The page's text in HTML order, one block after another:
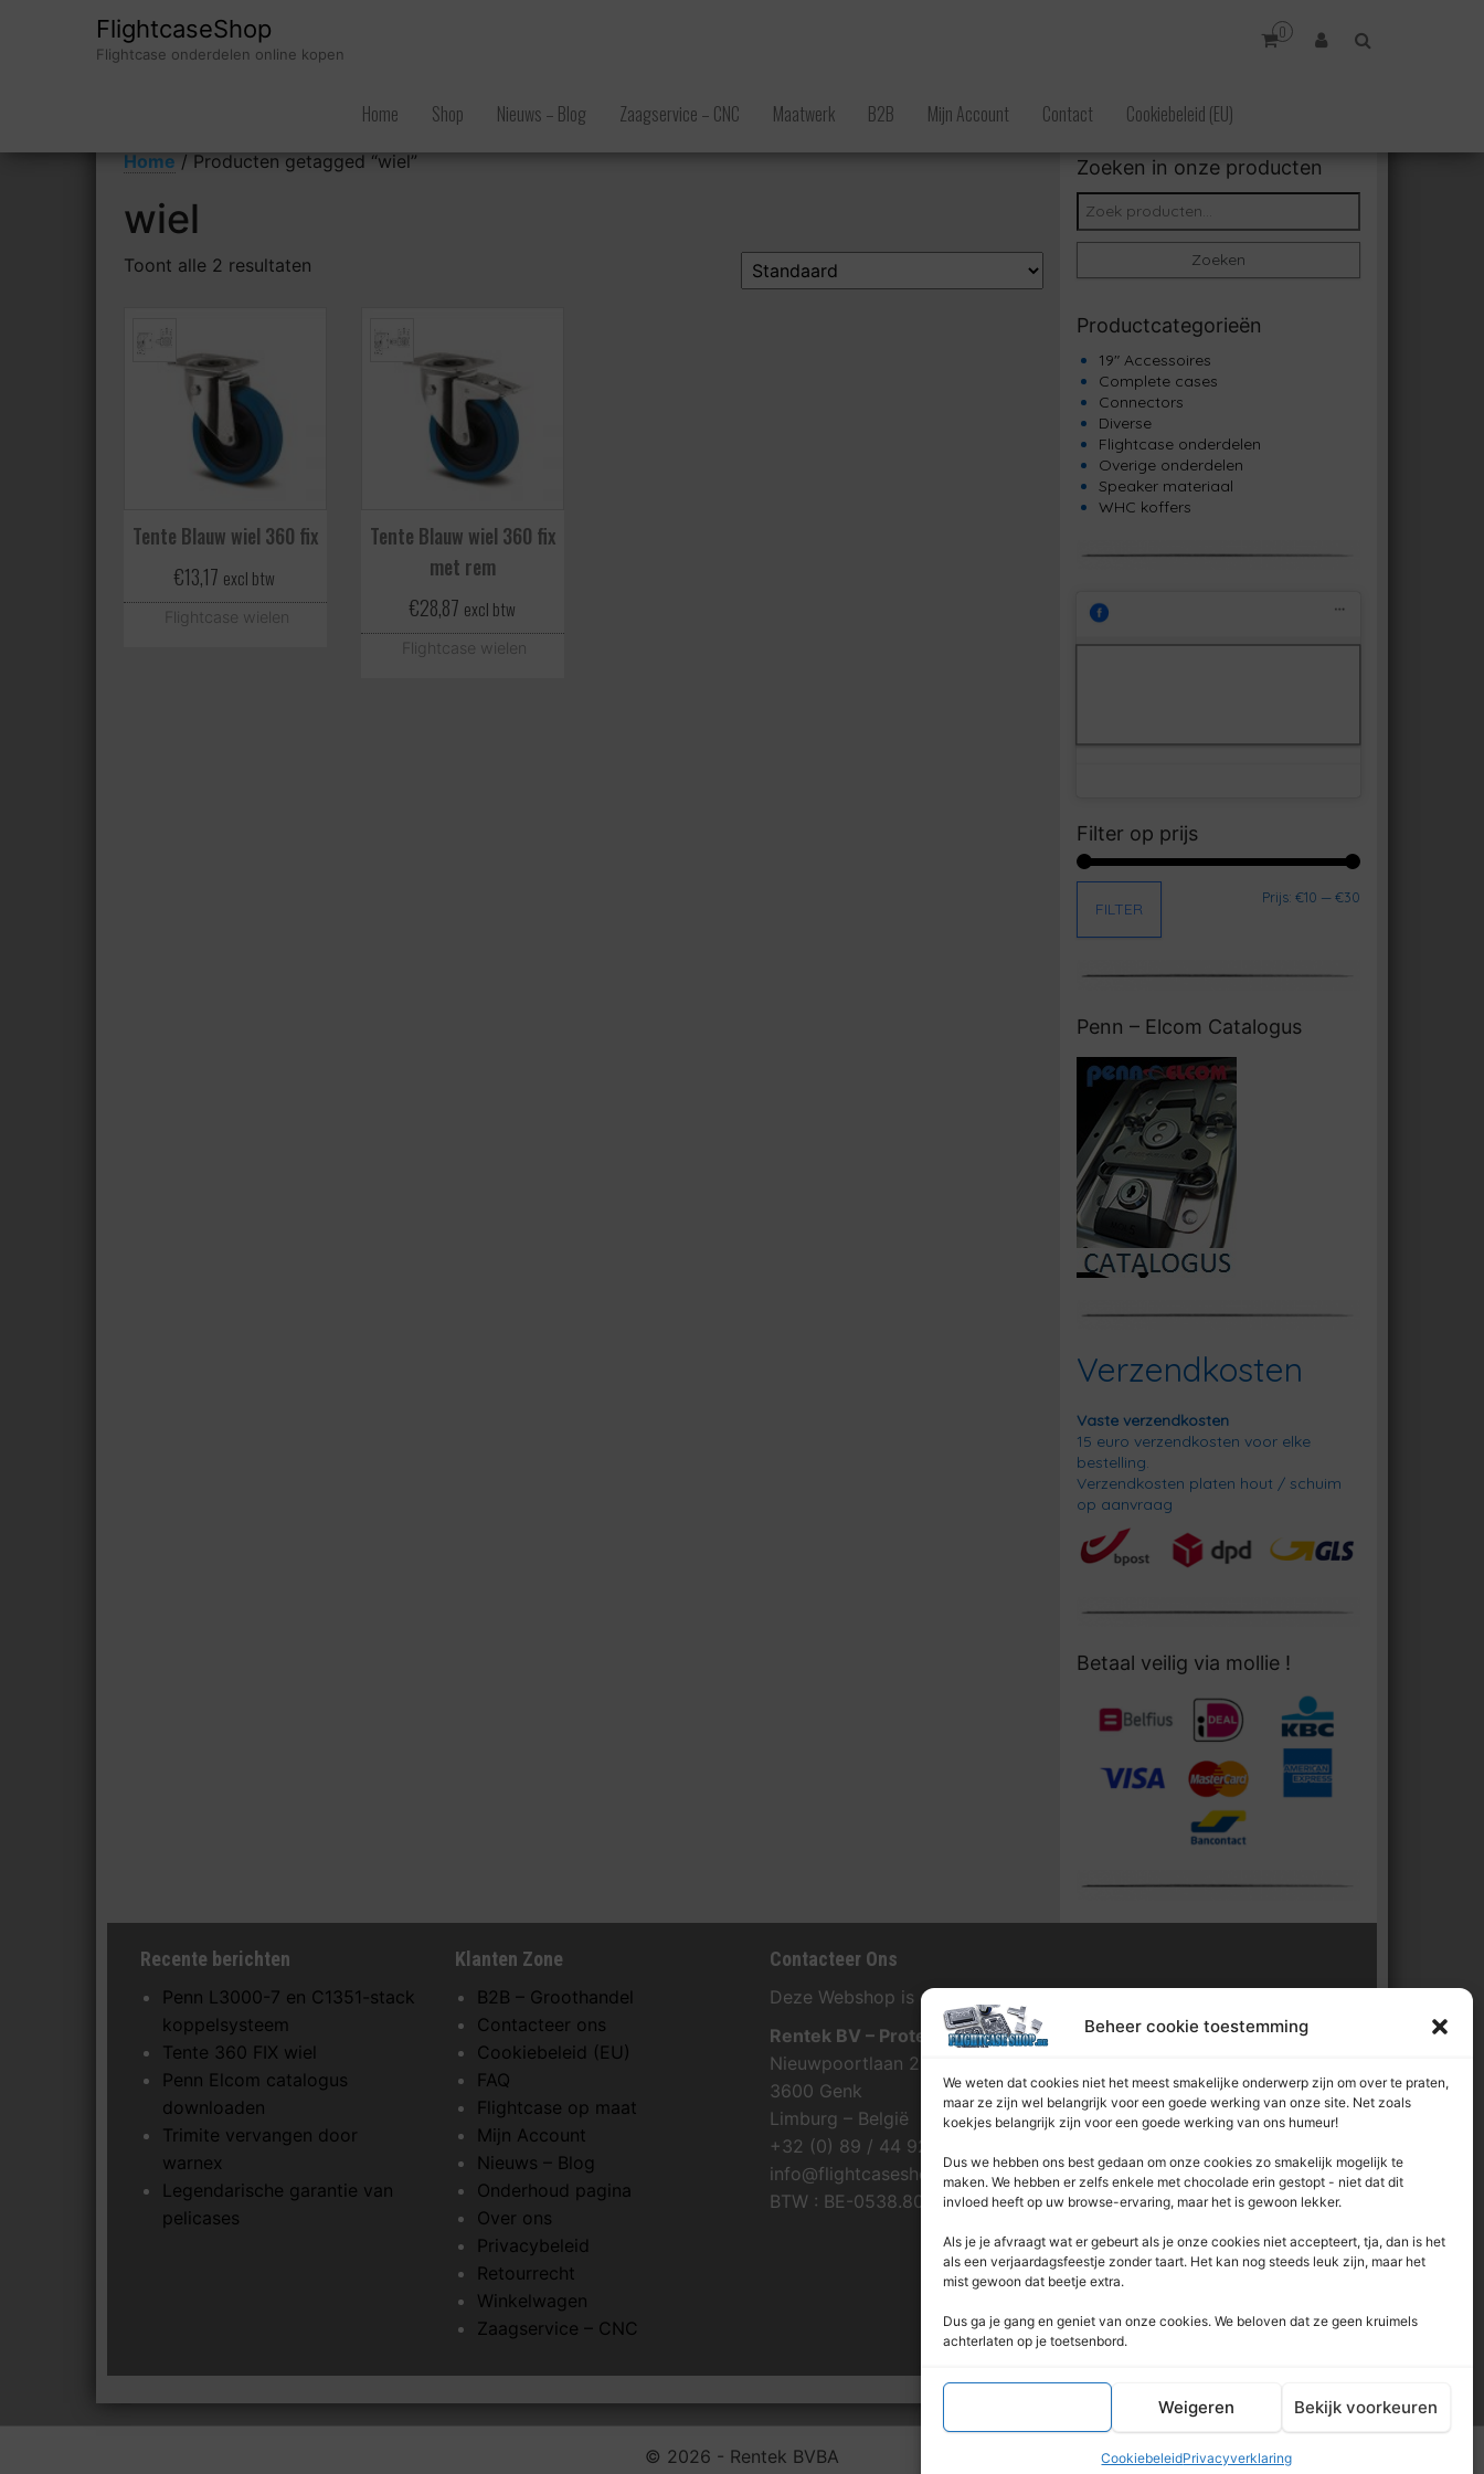
Beheer cookie toestemming
We weten dat cookies niet het meest smakelijke onderwerp zijn om over te praten,
maar ze zijn wel belangrijk voor een goede werking van onze site. Net zoals
koekjes belangrijk zijn voor een goede werking van ons humeur!
Dus we hebben ons best gedaan om onze cookies zo smakelijk mogelijk te
maken. We hebben er zelfs enkele met chocolade erin gestopt - niet dat dit
invloed heeft op uw browse-ervaring, maar het is gewoon lekker.
Als je je afvraagt ​​wat er gebeurt als je onze cookies niet accepteert, tja, dan is het
als een verjaardagsfeestje zonder taart. Het kan nog steeds leuk zijn, maar het
mist gewoon dat beetje extra.
Dus ga je gang en geniet van onze cookies. We beloven dat ze geen kruimels
achterlaten op je toetsenbord.
Weigeren Bekijk voorkeuren
CookiebeleidPrivacyverklaring
FlightcaseShop
Flightcase onderdelen online kopen
0
Home Shop Nieuws – Blog Zaagservice – CNC Maatwerk B2B Mijn Account Contact Cookiebeleid (EU)
Home / Producten getagged “wiel”
wiel
Toont alle 2 resultaten
Tente Blauw wiel 360 fix
€13,17 excl btw
Flightcase wielen
Tente Blauw wiel 360 fix
met rem
€28,87 excl btw
Flightcase wielen
Zoeken in onze producten
Zoeken naar:
Zoeken
Productcategorieën
19" Accessoires
Complete cases
Connectors
Diverse
Flightcase onderdelen
Overige onderdelen
Speaker materiaal
WHC koffers
Filter op prijs
FILTER
Prijs: €10 — €30
Penn – Elcom Catalogus
Verzendkosten
Vaste verzendkosten
15 euro verzendkosten voor elke
bestelling.
Verzendkosten platen hout / schuim
op aanvraag
Betaal veilig via mollie !
Recente berichten
Penn L3000-7 en C1351-stack
koppelsysteem
Tente 360 FIX wiel
Penn Elcom catalogus
downloaden
Trimite vervangen door
warnex
Legendarische garantie van
pelicases
Klanten Zone
B2B – Groothandel
Contacteer ons
Cookiebeleid (EU)
FAQ
Flightcase op maat
Mijn Account
Nieuws – Blog
Onderhoud pagina
Over ons
Privacybeleid
Retourrecht
Winkelwagen
Zaagservice – CNC
Contacteer Ons
Deze Webshop is onderdeel van:
Rentek BV – Protekt
Nieuwpoortlaan 21 / 1
3600 Genk
Limburg – België
+32 (0) 89 / 44 92 07
info@flightcaseshop.be
BTW : BE-0538.802.039
© 2026 - Rentek BVBA